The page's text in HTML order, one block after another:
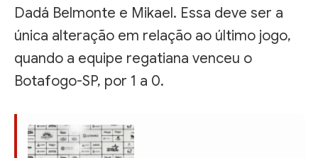
Dadá Belmonte e Mikael. Essa deve ser a
única alteração em relação ao último jogo,
quando a equipe regatiana venceu o
Botafogo-SP, por 1 a 0.